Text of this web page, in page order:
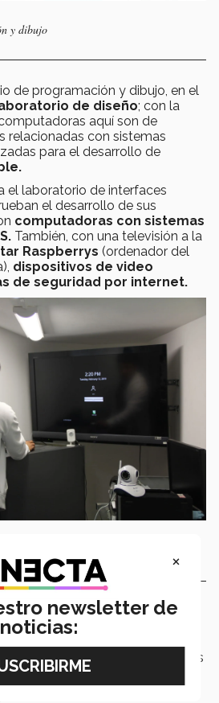
y dibujo
de programación y dibujo, en el
de diseño; con la
aquí son de
relacionadas con sistemas
para el desarrollo de
el laboratorio de interfaces
el desarrollo de sus
computadoras con sistemas
También, con una televisión a la
Raspberrys (ordenador del
dispositivos de video
de seguridad por internet.
simula la integración de
Imita la automatización de todo
funcionamiento, distribución
de esas máquinas es
computarizado (CNC).
relevancia en la industria se
×
newsletter de
noticias: